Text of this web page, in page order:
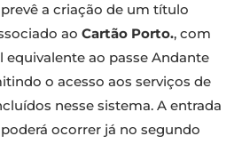
prevê a criação de um título
ao Cartão Porto., com
ao passe Andante
o acesso aos serviços de
nesse sistema. A entrada
ocorrer já no segundo